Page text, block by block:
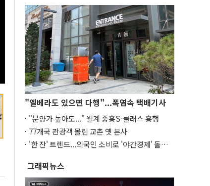
[스팟Live] 정청래 “뻔뻔하다”…‘화합’ 꺼낸 김
민석에 정면 반격 | 26.08.08 더불어민주당 당대
표·최고위원 후보 제주 합동연설회
"엘베라도 있으면 다행"...폭염속 택배기사
"분양가 높아도..." 월계 중흥S-클래스 흥행
77개국 관광객 몰린 교촌 옛 본사
'한 잔' 트렌드...외국인 소비로 '야간경제' 돌파
그래픽뉴스